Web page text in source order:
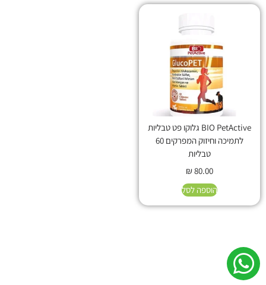
BIO PetActive גלוקו פט טבליות
לתמיכה וחיזוק המפרקים 60
טבליות
₪80.00
הוספה לסל